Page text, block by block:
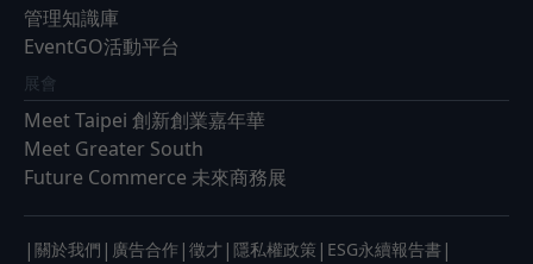
管理知識庫
EventGO活動平台
展會
Meet Taipei 創新創業嘉年華
Meet Greater South
Future Commerce 未來商務展
| 關於我們 | 廣告合作 | 徵才 | 隱私權政策 | ESG永續報告書 |